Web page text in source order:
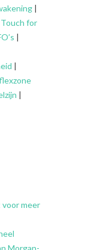
|
Touch for
|
|
|
meer
Morgan-